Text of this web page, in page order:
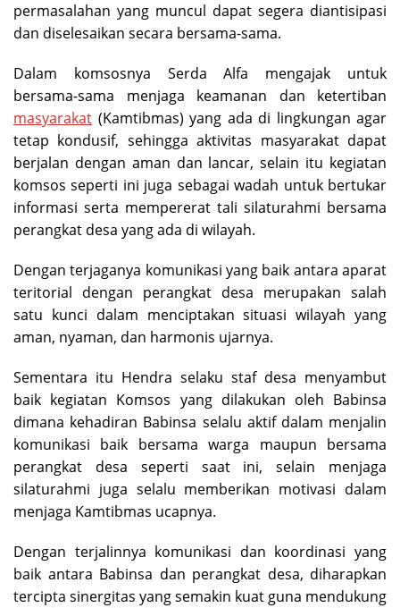
permasalahan yang muncul dapat segera diantisipasi
dan diselesaikan secara bersama-sama.
Dalam komsosnya Serda Alfa mengajak untuk
bersama-sama menjaga keamanan dan ketertiban
masyarakat (Kamtibmas) yang ada di lingkungan agar
tetap kondusif, sehingga aktivitas masyarakat dapat
berjalan dengan aman dan lancar, selain itu kegiatan
komsos seperti ini juga sebagai wadah untuk bertukar
informasi serta mempererat tali silaturahmi bersama
perangkat desa yang ada di wilayah.
Dengan terjaganya komunikasi yang baik antara aparat
teritorial dengan perangkat desa merupakan salah
satu kunci dalam menciptakan situasi wilayah yang
aman, nyaman, dan harmonis ujarnya.
Sementara itu Hendra selaku staf desa menyambut
baik kegiatan Komsos yang dilakukan oleh Babinsa
dimana kehadiran Babinsa selalu aktif dalam menjalin
komunikasi baik bersama warga maupun bersama
perangkat desa seperti saat ini, selain menjaga
silaturahmi juga selalu memberikan motivasi dalam
menjaga Kamtibmas ucapnya.
Dengan terjalinnya komunikasi dan koordinasi yang
baik antara Babinsa dan perangkat desa, diharapkan
tercipta sinergitas yang semakin kuat guna mendukung